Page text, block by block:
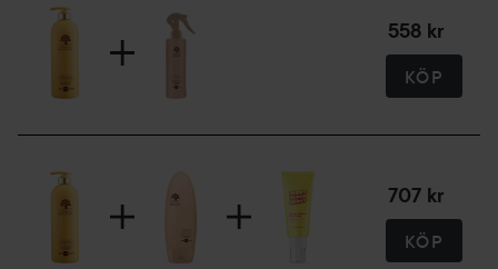
558 kr
KÖP
707 kr
KÖP